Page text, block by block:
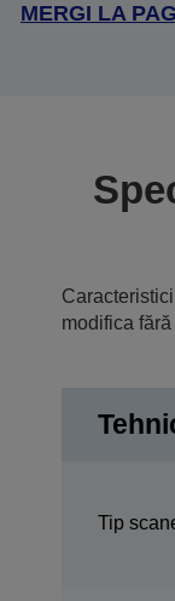
MERGI LA
modifica
Tip